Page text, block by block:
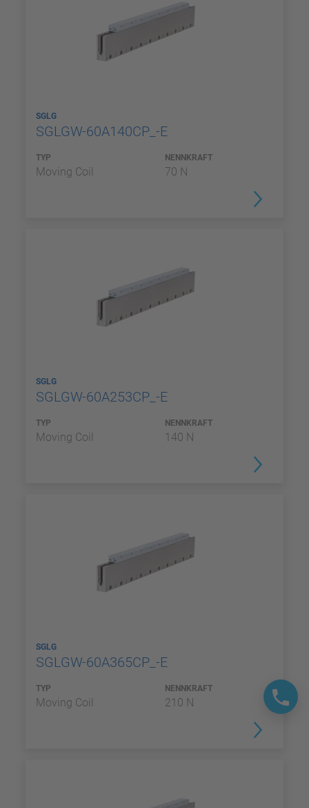
SGLG
SGLGW-60A140CP_-E
TYP
Moving Coil
NENNKRAFT
70 N
SGLG
SGLGW-60A253CP_-E
TYP
Moving Coil
NENNKRAFT
140 N
SGLG
SGLGW-60A365CP_-E
TYP
Moving Coil
NENNKRAFT
210 N